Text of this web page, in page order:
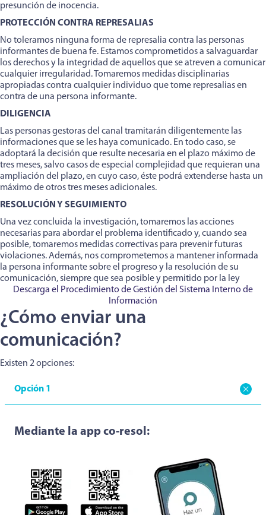
presunción de inocencia.
PROTECCIÓN CONTRA REPRESALIAS
No toleramos ninguna forma de represalia contra las personas
informantes de buena fe. Estamos comprometidos a salvaguardar
los derechos y la integridad de aquellos que se atreven a comunicar
cualquier irregularidad. Tomaremos medidas disciplinarias
apropiadas contra cualquier individuo que tome represalias en
contra de una persona informante.
DILIGENCIA
Las personas gestoras del canal tramitarán diligentemente las
informaciones que se les haya comunicado. En todo caso, se
adoptará la decisión que resulte necesaria en el plazo máximo de
tres meses, salvo casos de especial complejidad que requieran una
ampliación del plazo, en cuyo caso, éste podrá extenderse hasta un
máximo de otros tres meses adicionales.
RESOLUCIÓN Y SEGUIMIENTO
Una vez concluida la investigación, tomaremos las acciones
necesarias para abordar el problema identificado y, cuando sea
posible, tomaremos medidas correctivas para prevenir futuras
violaciones. Además, nos comprometemos a mantener informada
la persona informante sobre el progreso y la resolución de su
comunicación, siempre que sea posible y permitido por la ley
Descarga el Procedimiento de Gestión del Sistema Interno de
Información
¿Cómo enviar una
comunicación?
Existen 2 opciones:
Opción 1
Mediante la app co-resol: